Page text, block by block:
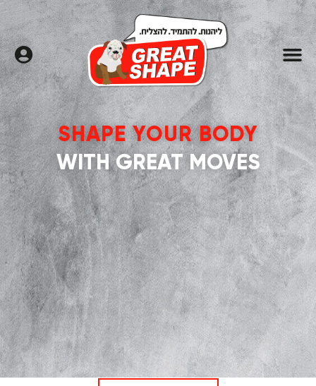
SHAPE YOUR BODY
WITHGREATMOVES